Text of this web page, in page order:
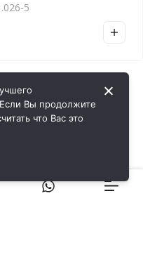
5
Вы продолжите
что Вас это